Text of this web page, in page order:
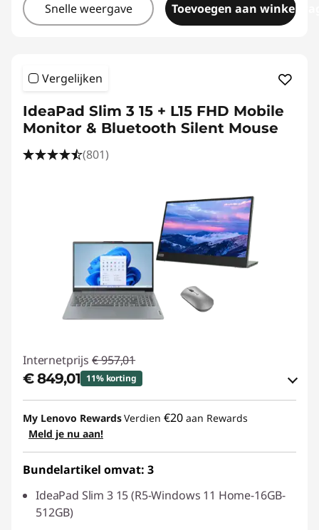
Snelle weergave Toevoegen aan
Vergelijken
IdeaPad Slim 3 15 + L15 FHD Mobile
Monitor & Bluetooth Silent Mouse
(801)
Internetprijs € 957,01
€ 849,01 11% korting
eCoupon-besparingen :-€ 108,00
eCoupon gebruiken :
My Lenovo RewardsVerdien €20 aan Rewards
Meld je nu aan!
Bundelartikel omvat: 3
IdeaPad Slim 3 15 (R5-Windows 11 Home-16GB-
512GB)